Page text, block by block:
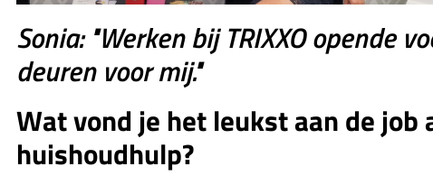
Sonia: "Werken bij TRIXXO opende
deuren voor mij."
Wat vond je het leukst aan de job
huishoudhulp?